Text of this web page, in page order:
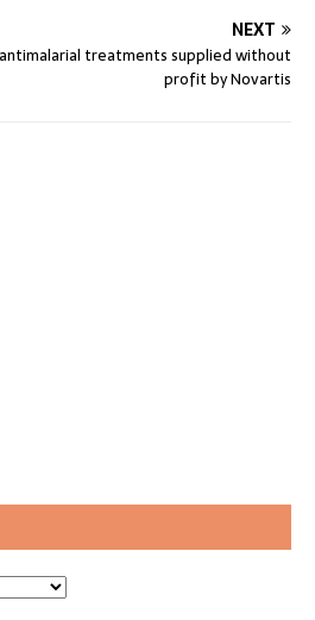
NEXT
treatments supplied without
profit by Novartis